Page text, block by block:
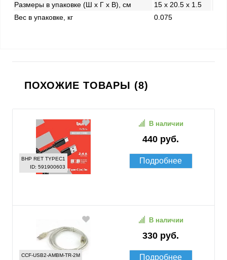
Размеры в упаковке (Ш x Г x В), см
15 x 20.5 x 1.5
Вес в упаковке, кг
0.075
ПОХОЖИЕ ТОВАРЫ (8)
BHP RET TYPEC1
ID: 591900603
440 руб.
В наличии
Подробнее
CCF-USB2-AMBM-TR-2M
330 руб.
В наличии
Подробнее